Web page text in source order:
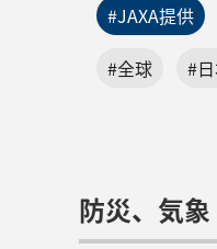
#JAXA提供
#全球
#
防災、気